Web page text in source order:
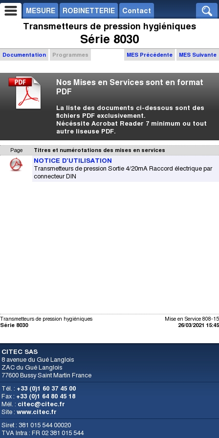
MESURE ROBINETTERIE Contact
Transmetteurs de pression hygiéniques
Série 8030
MES Précédente MES Suivante
Documentation Programmes
Nos Mises en Services sont en format
PDF
La liste des documents ci-dessous sont des
fichiers PDF exclusivement.
Nécéssite Acrobat Reader 7 minimum ou tout
autre liseuse PDF.
Page Titres et numérotations des mises en services
NOTICE D’UTILISATION
Transmetteurs de pression Sortie 4/20mA Raccord électrique par
connecteur DIN
Mise en Service 808-15
26/03/2021 15:45
Transmetteurs de pression hygiéniques
Série 8030
CITEC SAS
8 avenue du Gué Langlois
ZAC du Gué Langlois
77600 Bussy Saint Martin France
Tél. : +33 (0)1 60 37 45 00
Fax : +33 (0)1 64 80 45 18
Mél. : citec@citec.fr
Site : www.citec.fr
Siret : 381 015 544 00020
TVA Intra : FR 02 381 015 544